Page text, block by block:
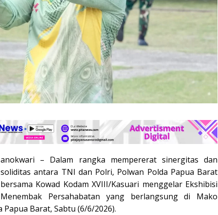
anokwari – Dalam rangka mempererat sinergitas dan
soliditas antara TNI dan Polri, Polwan Polda Papua Barat
bersama Kowad Kodam XVIII/Kasuari menggelar Ekshibisi
Menembak Persahabatan yang berlangsung di Mako
Papua Barat, Sabtu (6/6/2026).